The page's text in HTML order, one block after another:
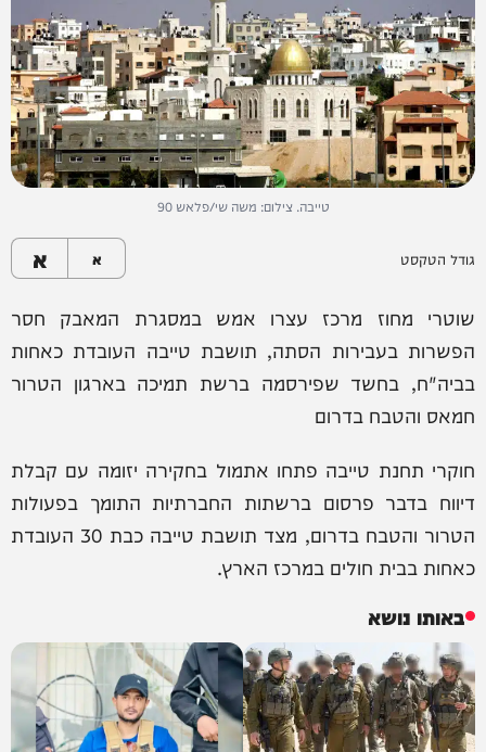
טייבה. צילום: משה שי/פלאש 90
גודל הטקסט א א
שוטרי מחוז מרכז עצרו אמש במסגרת המאבק חסר
הפשרות בעבירות הסתה, תושבת טייבה העובדת כאחות
בביה"ח, בחשד שפירסמה ברשת תמיכה בארגון הטרור
חמאס והטבח בדרום
חוקרי תחנת טייבה פתחו אתמול בחקירה יזומה עם קבלת
דיווח בדבר פרסום ברשתות החברתיות התומך בפעולות
הטרור והטבח בדרום, מצד תושבת טייבה כבת 30 העובדת
כאחות בבית חולים במרכז הארץ.
באותו נושא